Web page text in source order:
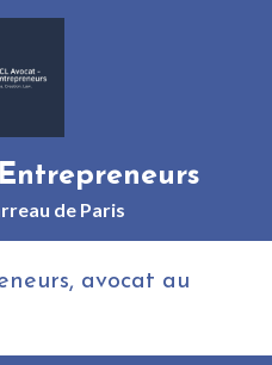
de Paris
avocat au